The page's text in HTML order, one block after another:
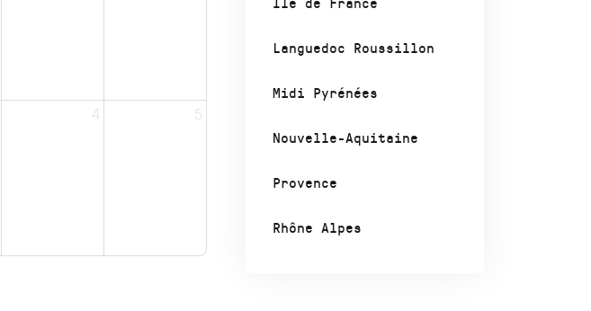
Languedoc Roussillon
Midi Pyrénées
Nouvelle-Aquitaine
Provence
Rhône Alpes
4 5